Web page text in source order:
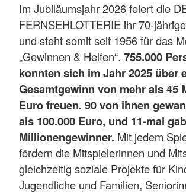
Im Jubiläumsjahr 2026 feiert die
FERNSEHLOTTERIE ihr 70-
und steht somit seit 1956 für das
„Gewinnen & Helfen“. 755.000
konnten sich im Jahr 2025 über
Gesamtgewinn von mehr als 45
Euro freuen. 90 von ihnen
als 100.000 Euro, und 11-mal
Millionengewinner. Mit jedem
fördern die Mitspielerinnen und
gleichzeitig soziale Projekte für
Jugendliche und Familien,